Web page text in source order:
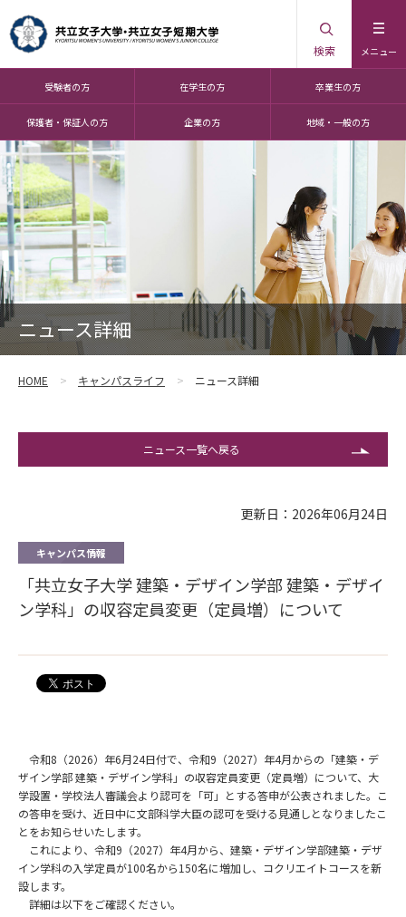
メニュー
検索
受験者の方 在学生の方 卒業生の方
保護者・保証人の方 企業の方 地域・一般の方
ニュース詳細
HOME キャンパスライフ ニュース詳細
ニュース一覧へ戻る
更新日：2026年06月24日
キャンパス情報
「共立女子大学 建築・デザイン学部 建築・デザイ
ン学科」の収容定員変更（定員増）について
令和8（2026）年6月24日付で、令和9（2027）年4月からの「建築・デ
ザイン学部 建築・デザイン学科」の収容定員変更（定員増）について、大
学設置・学校法人審議会より認可を「可」とする答申が公表されました。こ
の答申を受け、近日中に文部科学大臣の認可を受ける見通しとなりましたこ
とをお知らせいたします。
これにより、令和9（2027）年4月から、建築・デザイン学部建築・デザ
イン学科の入学定員が100名から150名に増加し、コクリエイトコースを新
設します。
詳細は以下をご確認ください。